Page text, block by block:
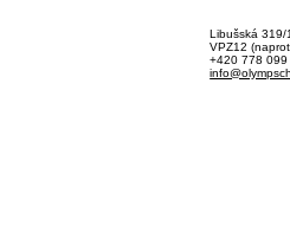
Libušská
VPZ12
+420 778 099